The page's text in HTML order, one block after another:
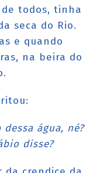
todos, tinha
seca do Rio.
e quando
na beira do
água, né?
disse?